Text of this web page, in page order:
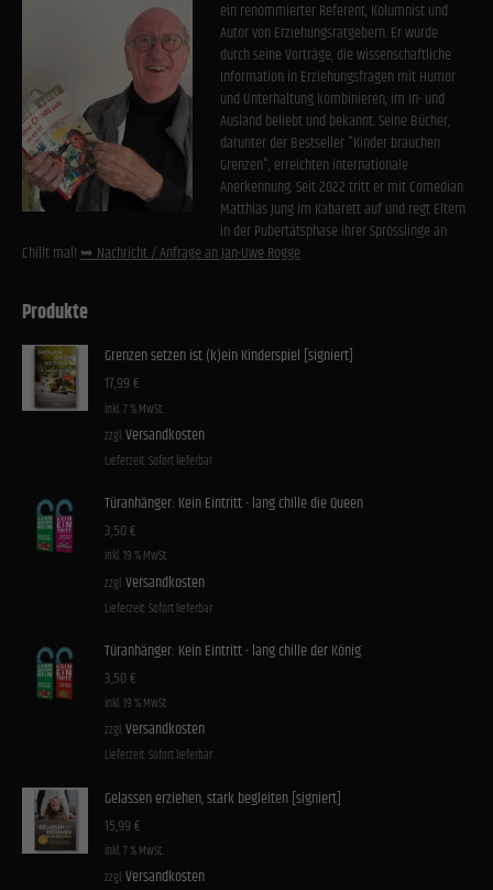
ein renommierter Referent, Kolumnist und
Autor von Erziehungsratgebern. Er wurde
durch seine Vorträge, die wissenschaftliche
Information in Erziehungsfragen mit Humor
und Unterhaltung kombinieren, im In- und
Ausland beliebt und bekannt. Seine Bücher,
darunter der Bestseller "Kinder brauchen
Grenzen", erreichten internationale
Anerkennung. Seit 2022 tritt er mit Comedian
Matthias Jung im Kabarett auf und regt Eltern
in der Pubertätsphase ihrer Sprösslinge an:
Chillt mal!➥ Nachricht / Anfrage an Jan-Uwe Rogge
Produkte
Grenzen setzen ist (k)ein Kinderspiel [signiert]
17,99€
inkl. 7 % MwSt.
zzgl. Versandkosten
Lieferzeit: Sofort lieferbar
Türanhänger: Kein Eintritt - lang chille die Queen
3,50€
inkl. 19 % MwSt.
zzgl. Versandkosten
Lieferzeit: Sofort lieferbar
Türanhänger: Kein Eintritt - lang chille der König
3,50€
inkl. 19 % MwSt.
zzgl. Versandkosten
Lieferzeit: Sofort lieferbar
Gelassen erziehen, stark begleiten [signiert]
15,99€
inkl. 7 % MwSt.
zzgl. Versandkosten
manuellen Einwilligung mehr.
Cookie-Informationen anzeigen
Datenschutzerklärung Impressum